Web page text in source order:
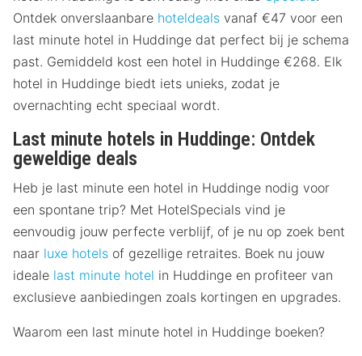
Ontdek onverslaanbare hoteldeals vanaf €47 voor een
last minute hotel in Huddinge dat perfect bij je schema
past. Gemiddeld kost een hotel in Huddinge €268. Elk
hotel in Huddinge biedt iets unieks, zodat je
overnachting echt speciaal wordt.
Last minute hotels in Huddinge: Ontdek
geweldige deals
Heb je last minute een hotel in Huddinge nodig voor
een spontane trip? Met HotelSpecials vind je
eenvoudig jouw perfecte verblijf, of je nu op zoek bent
naar luxe hotels of gezellige retraites. Boek nu jouw
ideale last minute hotel in Huddinge en profiteer van
exclusieve aanbiedingen zoals kortingen en upgrades.
Waarom een last minute hotel in Huddinge boeken?